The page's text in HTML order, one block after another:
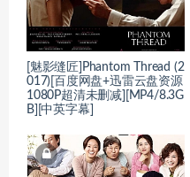
[魅影缝匠]Phantom Thread (2
017)[百度网盘+迅雷云盘资源
1080P超清未删减][MP4/8.3G
B][中英字幕]